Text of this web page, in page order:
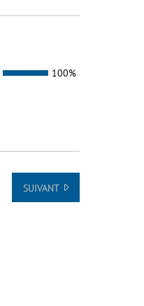
100%
SUIVANT